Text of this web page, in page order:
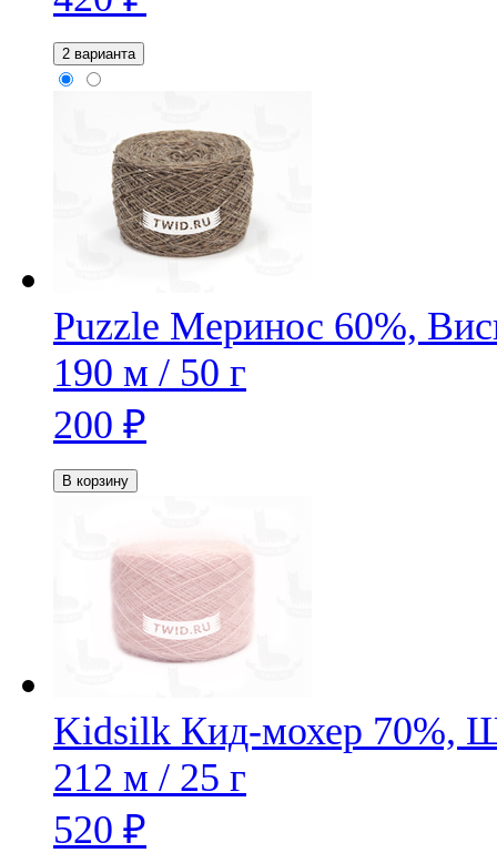
2 варианта
Puzzle Меринос 60%,
190 м / 50 г
200 ₽
В корзину
Kidsilk Кид-мохер 70%,
212 м / 25 г
520 ₽